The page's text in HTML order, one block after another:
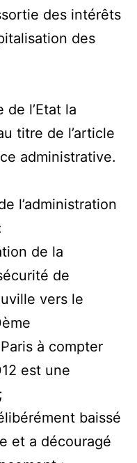
des intérêts
des
l’Etat la
titre de l’article
administrative.
l’administration
de la
de
vers le
à compter
est une
baissé
et a découragé